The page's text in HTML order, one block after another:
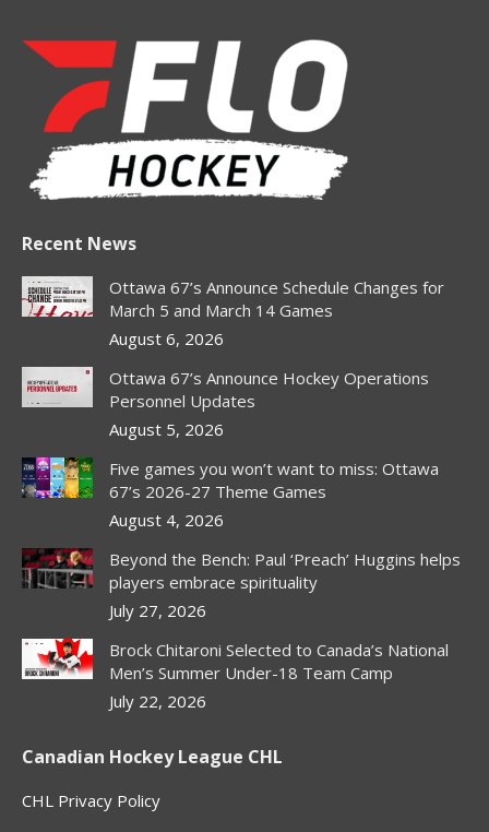
new
window
in
new
window
in
new
window
in
new
window
new
window
in
new
window
in
new
window
Recent News
Ottawa 67’s Announce Schedule Changes for
March 5 and March 14 Games
August 6, 2026
Ottawa 67’s Announce Hockey Operations
Personnel Updates
August 5, 2026
Five games you won’t want to miss: Ottawa
67’s 2026-27 Theme Games
August 4, 2026
Beyond the Bench: Paul ‘Preach’ Huggins helps
players embrace spirituality
July 27, 2026
Brock Chitaroni Selected to Canada’s National
Men’s Summer Under-18 Team Camp
July 22, 2026
Canadian Hockey League CHL
CHL Privacy Policy